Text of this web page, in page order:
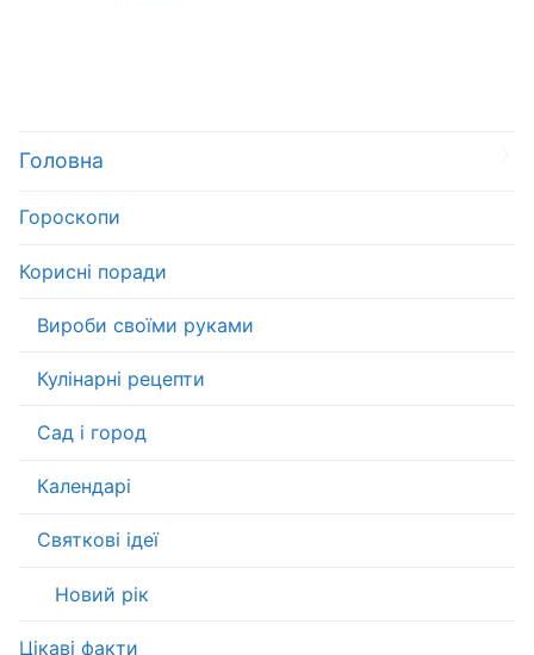
Головна
Гороскопи
Корисні поради
Вироби своїми руками
Кулінарні рецепти
Сад і город
Календарі
Святкові ідеї
Новий рік
Цікаві факти